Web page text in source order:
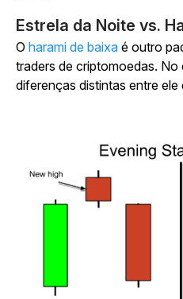
Estrela da Noite vs.
O harami de baixa é outro
traders de criptomoedas.
diferenças distintas entre ele